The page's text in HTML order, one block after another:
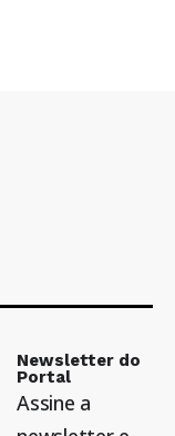
Newsletter do
Portal
Assine a